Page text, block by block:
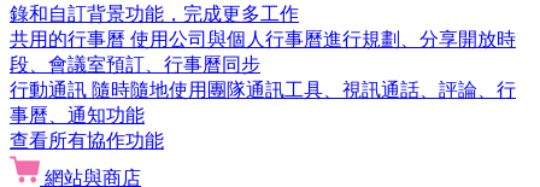
錄和自訂背景功能，完成更多工作
共用的行事曆 使用公司與個人行事曆進行規劃、分享開放時
段、會議室預訂、行事曆同步
行動通訊 隨時隨地使用團隊通訊工具、視訊通話、評論、行
事曆、通知功能
查看所有協作功能
網站與商店